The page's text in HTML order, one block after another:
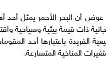
أن البحر الأحمر يمثل أحد
ذات قيمة بيئية وسياحية
الفريدة باعتبارها أحد
المناخية المتسارعة.